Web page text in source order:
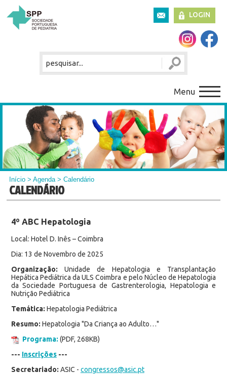
LOGIN
Menu
Início >Agenda> Calendário
CALENDÁRIO
4º ABC Hepatologia
Local: Hotel D. Inês – Coimbra
Dia: 13 de Novembro de 2025
Organização: Unidade de Hepatologia e Transplantação
Hepática Pediátrica da ULS Coimbra e pelo Núcleo de Hepatologia
da Sociedade Portuguesa de Gastrenterologia, Hepatologia e
Nutrição Pediátrica
Temática: Hepatologia Pediátrica
Resumo: Hepatologia "Da Criança ao Adulto…"
Programa: (PDF, 268KB)
--- Inscrições---
Secretariado: ASIC - congressos@asic.pt